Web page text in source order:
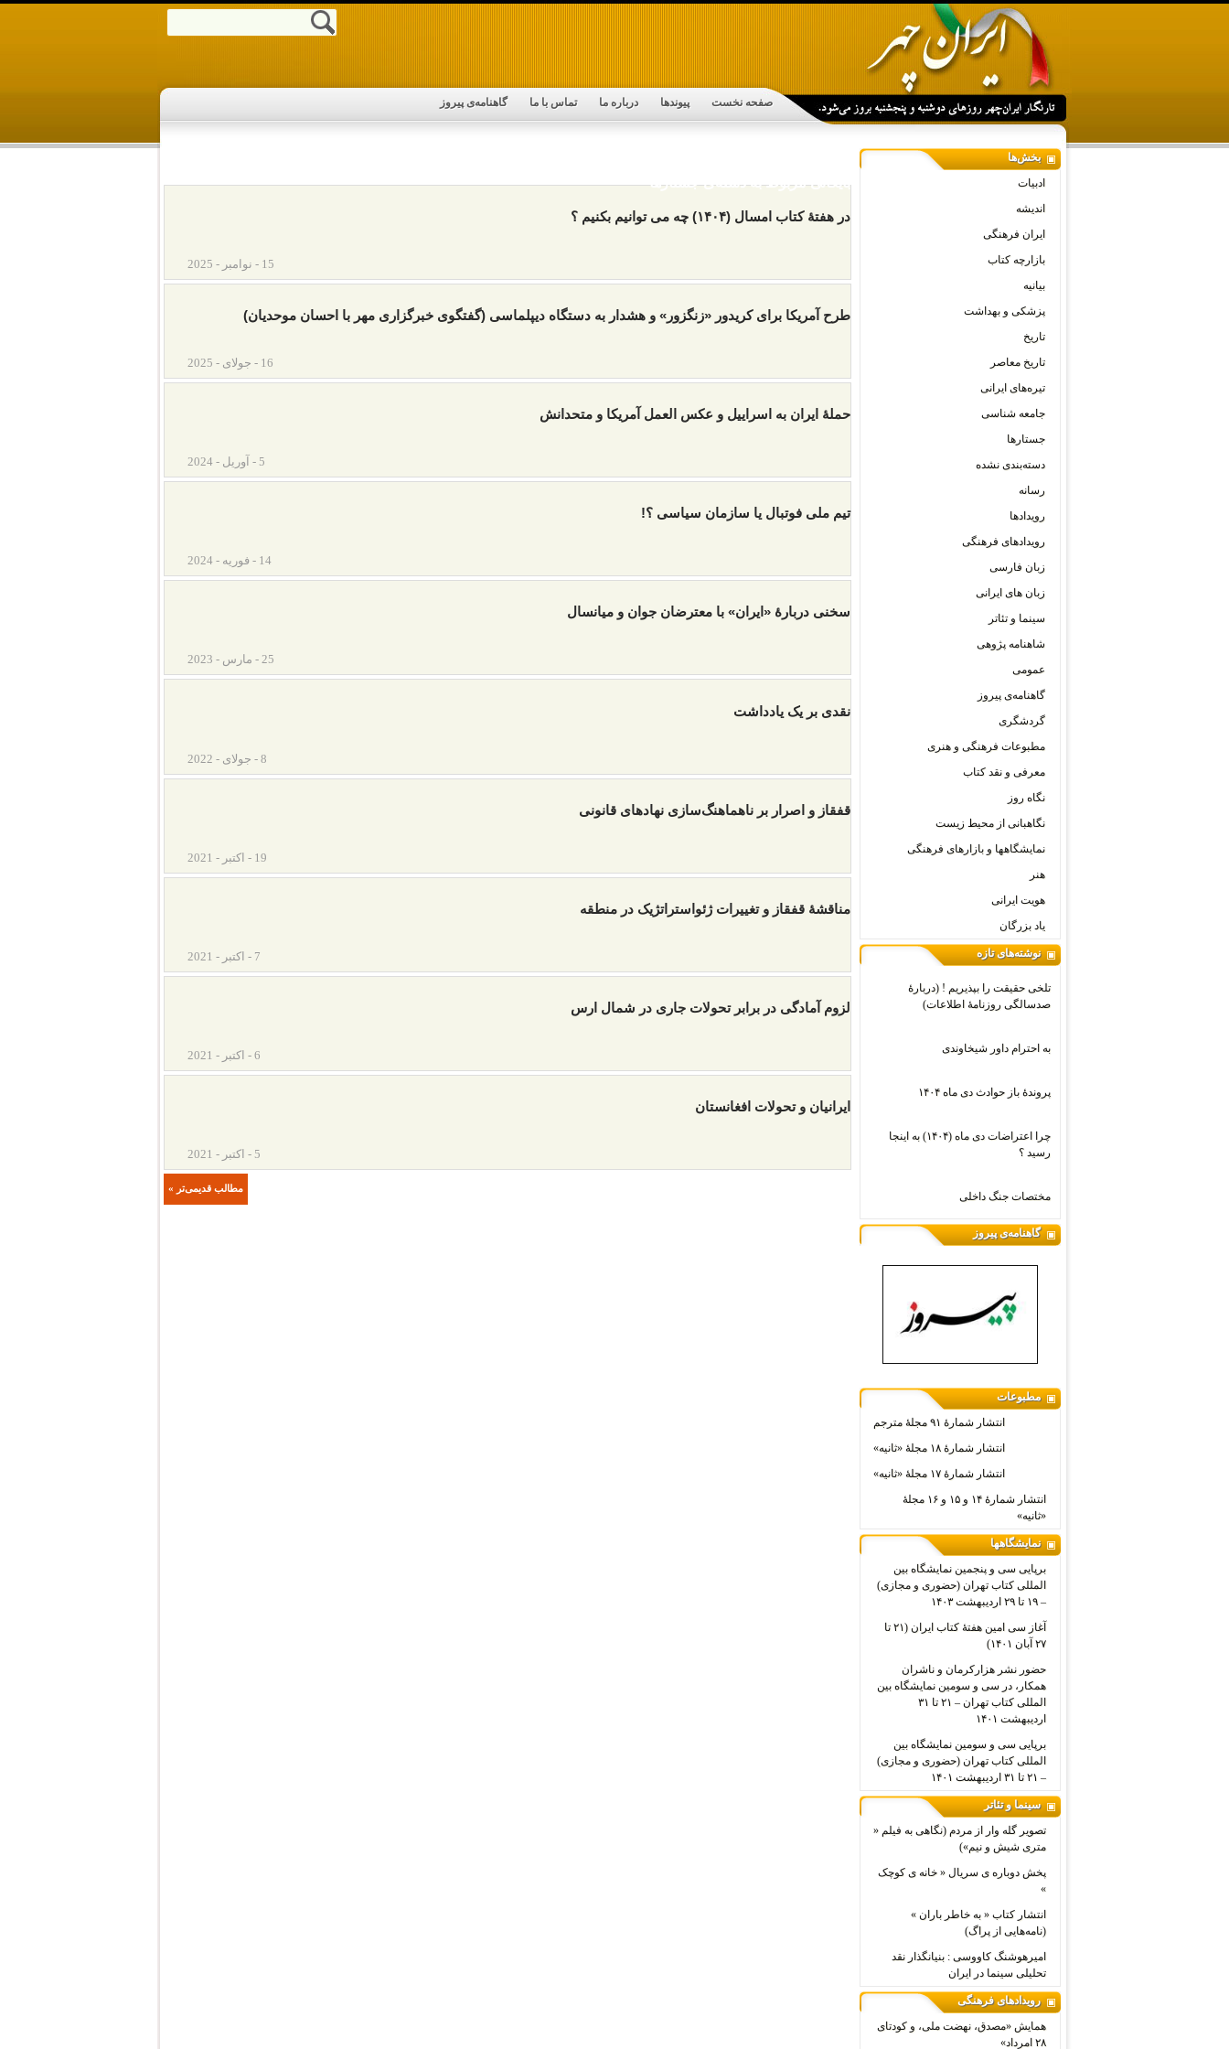
صفحه نخست پیوندها درباره ما تماس با ما گاهنامه‌ی پیروز
بایگانی مربوط به دسته‌ی جستارها
در هفتۀ کتاب امسال (۱۴۰۴) چه می توانیم بکنیم ؟
15 - نوامبر - 2025
طرح آمریکا برای کریدور «زنگزور» و هشدار به دستگاه دیپلماسی (گفتگوی خبرگزاری مهر با احسان موحدیان)
16 - جولای - 2025
حملۀ ایران به اسراییل و عکس العمل آمریکا و متحدانش
5 - آوریل - 2024
تیم ملی فوتبال یا سازمان سیاسی ؟!
14 - فوریه - 2024
سخنی دربارۀ «ایران» با معترضان جوان و میانسال
25 - مارس - 2023
نقدی بر یک یادداشت
8 - جولای - 2022
قفقاز و اصرار بر ناهماهنگ‌سازی نهادهای قانونی
19 - اکتبر - 2021
مناقشۀ قفقاز و تغییرات ژئواستراتژیک در منطقه
7 - اکتبر - 2021
لزوم آمادگی در برابر تحولات جاری در شمال ارس
6 - اکتبر - 2021
ایرانیان و تحولات افغانستان
5 - اکتبر - 2021
« مطالب قدیمی‌تر
بخش‌ها
ادبیات
اندیشه
ایران فرهنگی
بازارچه کتاب
بیانیه
پزشکی و بهداشت
تاریخ
تاریخ معاصر
تیره‌های ایرانی
جامعه شناسی
جستارها
دسته‌بندی نشده
رسانه
رویدادها
رویدادهای فرهنگی
زبان فارسی
زبان های ایرانی
سینما و تئاتر
شاهنامه پژوهی
عمومی
گاهنامه‌ی پیروز
گردشگری
مطبوعات فرهنگی و هنری
معرفی و نقد کتاب
نگاه روز
نگاهبانی از محیط زیست
نمایشگاهها و بازارهای فرهنگی
هنر
هویت ایرانی
یاد بزرگان
نوشته‌های تازه
تلخی حقیقت را بپذیریم ! (دربارۀ
صدسالگی روزنامۀ اطلاعات)
به احترام داور شیخاوندی
پروندۀ باز حوادث دی ماه ۱۴۰۴
چرا اعتراضات دی‌ ماه (۱۴۰۴) به اینجا
رسید ؟
مختصات جنگ داخلی
گاهنامه‌ی پیروز
مطبوعات
انتشار شمارۀ ۹۱ مجلۀ مترجم
انتشار شمارۀ ۱۸ مجلۀ «ثانیه»
انتشار شمارۀ ۱۷ مجلۀ «ثانیه»
انتشار شمارۀ ۱۴ و ۱۵ و ۱۶ مجلۀ
«ثانیه»
نمایشگاهها
برپایی سی و پنجمین نمایشگاه بین
المللی کتاب تهران (حضوری و مجازی)
– ۱۹ تا ۲۹ اردیبهشت ۱۴۰۳
آغاز سی امین هفتۀ کتاب ایران (۲۱ تا
۲۷ آبان ۱۴۰۱)
حضور نشر هزارکرمان و ناشران
همکار، در سی و سومین نمایشگاه بین
المللی کتاب تهران – ۲۱ تا ۳۱
اردیبهشت ۱۴۰۱
برپایی سی و سومین نمایشگاه بین
المللی کتاب تهران (حضوری و مجازی)
– ۲۱ تا ۳۱ اردیبهشت ۱۴۰۱
سینما و تئاتر
تصویر گله وار از مردم (نگاهی به فیلم «
متری شیش و نیم»)
پخش دوباره ی سریال « خانه ی کوچک
»
انتشار کتاب « به خاطر باران »
(نامه‌هایی از پراگ)
امیرهوشنگ کاووسی : بنیانگذار نقد
تحلیلی سینما در ایران
رویدادهای فرهنگی
همایش «مصدق، نهضت ملی، و کودتای
۲۸ امرداد»